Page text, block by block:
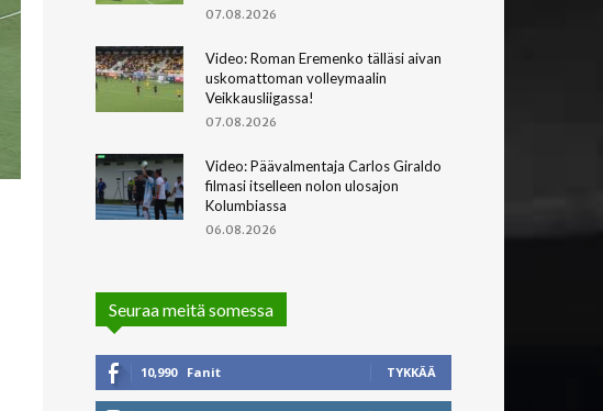
07.08.2026
Video: Roman Eremenko tälläsi aivan
uskomattoman volleymaalin
Veikkausliigassa!
07.08.2026
Video: Päävalmentaja Carlos Giraldo
filmasi itselleen nolon ulosajon
Kolumbiassa
06.08.2026
Seuraa meitä somessa
10,990 Fanit TYKKÄÄ